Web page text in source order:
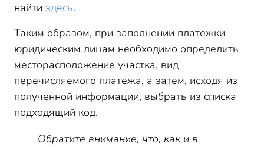
найти здесь.
Таким образом, при заполнении платежки
юридическим лицам необходимо определить
месторасположение участка, вид
перечисляемого платежа, а затем, исходя из
полученной информации, выбрать из списка
подходящий код.
Обратите внимание, что, как и в